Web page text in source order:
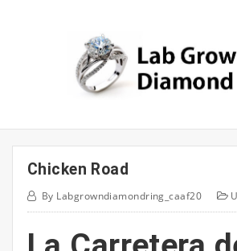
Chicken Road
By Labgrowndiamondring_caaf20